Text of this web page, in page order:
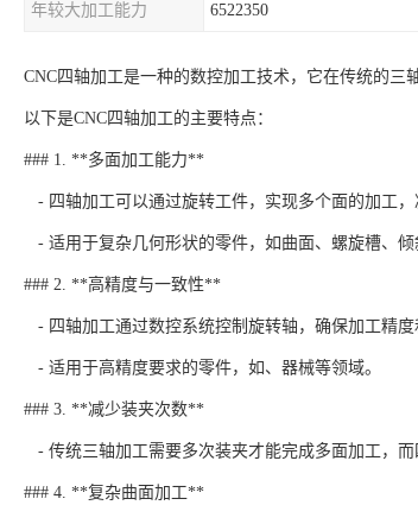
年较大加工能力 6522350
CNC四轴加工是一种的数控加工技术，它在传统的三
以下是CNC四轴加工的主要特点：
### 1. **多面加工能力**
- 四轴加工可以通过旋转工件，实现多个面的加工，
- 适用于复杂几何形状的零件，如曲面、螺旋槽、倾
### 2. **高精度与一致性**
- 四轴加工通过数控系统控制旋转轴，确保加工精度
- 适用于高精度要求的零件，如、器械等领域。
### 3. **减少装夹次数**
- 传统三轴加工需要多次装夹才能完成多面加工，
### 4. **复杂曲面加工**